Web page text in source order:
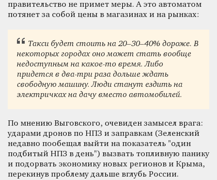
правительство не примет меры. А это автоматом
потянет за собой цены в магазинах и на рынках:
Такси будет стоить на 20–30–40% дороже. В
некоторых городах оно может стать вообще
недоступным на какое-то время. Либо
придется в два-три раза дольше ждать
свободную машину. Люди станут ездить на
электричках на дачу вместо автомобилей.
По мнению Выговского, очевиден замысел врага:
ударами дронов по НПЗ и заправкам (Зеленский
недавно пообещал выйти на показатель "один
подбитый НПЗ в день") вызвать топливную панику
и подорвать экономику новых регионов и Крыма,
перекинув проблему дальше вглубь России.